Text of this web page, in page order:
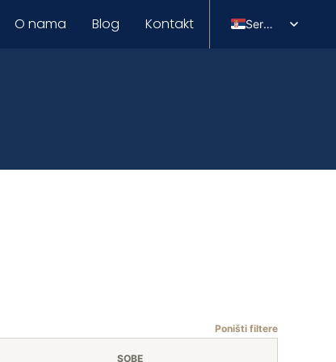
O nama Blog Kontakt
Serbian
Poništi filtere
SOBE